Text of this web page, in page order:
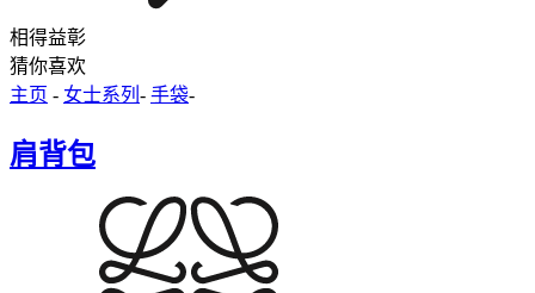
相得益彰
猜你喜欢
主页 - 女士系列 - 手袋-
肩背包